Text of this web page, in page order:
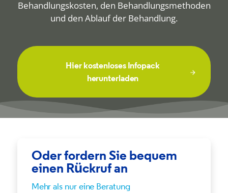
Behandlungskosten, den Behandlungsmethoden
und den Ablauf der Behandlung.
Hier kostenloses Infopack
herunterladen
Oder fordern Sie bequem
einen Rückruf an
Mehr als nur eine Beratung